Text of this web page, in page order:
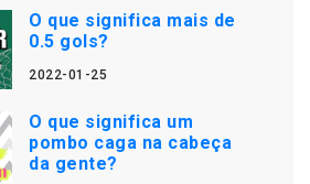
O que significa mais de
0.5 gols?
2022-01-25
O que significa um
pombo caga na cabeça
da gente?